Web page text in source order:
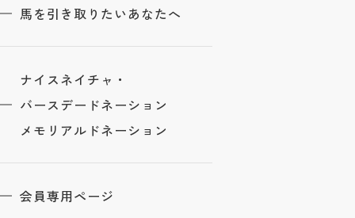
馬を引き取りたいあなたへ
ナイスネイチャ・
バースデードネーション
メモリアルドネーション
会員専用ページ